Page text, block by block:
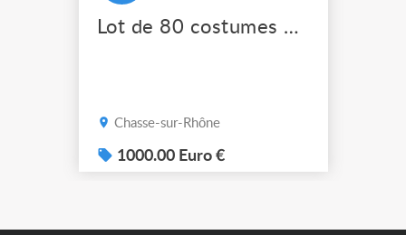
Lot de 80 costumes de scène pro
Chasse-sur-Rhône
1000.00 Euro €